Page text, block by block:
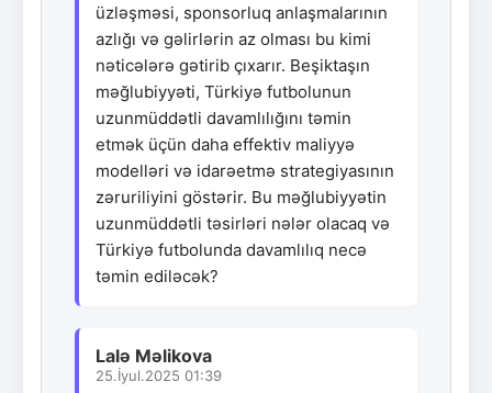
üzləşməsi, sponsorluq anlaşmalarının
azlığı və gəlirlərin az olması bu kimi
nəticələrə gətirib çıxarır. Beşiktaşın
məğlubiyyəti, Türkiyə futbolunun
uzunmüddətli davamlılığını təmin
etmək üçün daha effektiv maliyyə
modelləri və idarəetmə strategiyasının
zəruriliyini göstərir. Bu məğlubiyyətin
uzunmüddətli təsirləri nələr olacaq və
Türkiyə futbolunda davamlılıq necə
təmin ediləcək?
Lalə Məlikova
25.İyul.2025 01:39